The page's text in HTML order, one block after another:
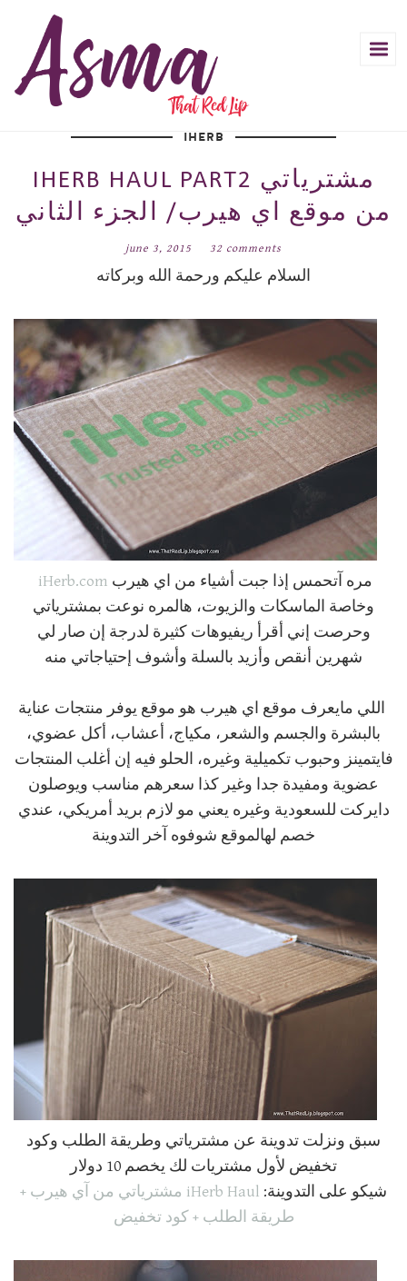
IHERB
IHERB HAUL PART2 مشترياتي
من موقع اي هيرب/ الجزء الثاني
june 3, 2015 32 comments
السلام عليكم ورحمة الله وبركاته
مره آتحمس إذا جبت أشياء من اي هيرب
وخاصة الماسكات والزيوت، هالمره نوعت بمشترياتي
وحرصت إني أقرأ ريفيوهات كثيرة لدرجة إن صار لي
شهرين أنقص وأزيد بالسلة وأشوف إحتياجاتي منه
اللي مايعرف موقع اي هيرب هو موقع يوفر منتجات عناية
بالبشرة والجسم والشعر، مكياج، أعشاب، أكل عضوي،
فايتمينز وحبوب تكميلية وغيره، الحلو فيه إن أغلب المنتجات
عضوية ومفيدة جدا وغير كذا سعرهم مناسب ويوصلون
دايركت للسعودية وغيره يعني مو لازم بريد أمريكي، عندي
خصم لهالموقع شوفوه آخر التدوينة
سبق ونزلت تدوينة عن مشترياتي وطريقة الطلب وكود
تخفيض لأول مشتريات لك يخصم 10 دولار
شيكو على التدوينة:
iHerb Haul مشترياتي من آي هيرب +
طريقة الطلب + كود تخفيض